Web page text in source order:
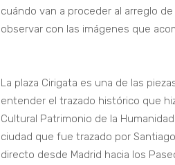
cuándo van a proceder al arreglo
observar con las imágenes que
La plaza Cirigata es una de las
entender el trazado histórico que
Cultural Patrimonio de la
ciudad que fue trazado por
directo desde Madrid hacia los